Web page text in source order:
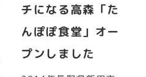
チになる高森「た
んぽぽ食堂」オー
プンしました